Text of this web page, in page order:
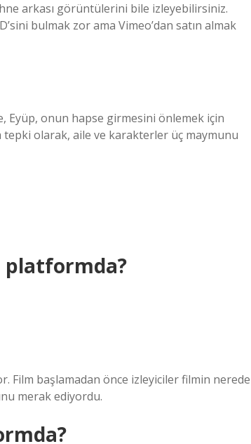
arkası görüntülerini bile izleyebilirsiniz.
bulmak zor ama Vimeo’dan satın almak
Eyüp, onun hapse girmesini önlemek için
olarak, aile ve karakterler üç maymunu
platformda?
Film başlamadan önce izleyiciler filmin nerede
merak ediyordu.